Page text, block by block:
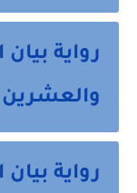
رواية
رواية